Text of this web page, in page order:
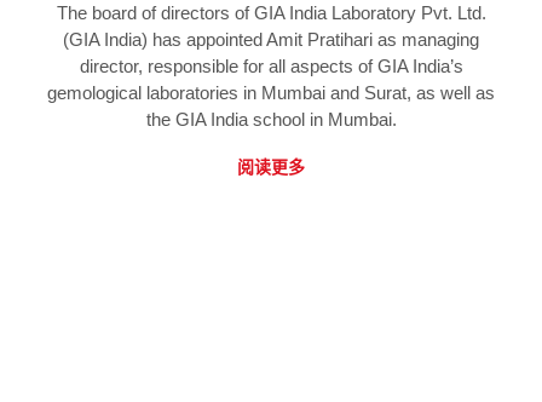
The board of directors of GIA India Laboratory Pvt. Ltd.
(GIA India) has appointed Amit Pratihari as managing
director, responsible for all aspects of GIA India’s
gemological laboratories in Mumbai and Surat, as well as
the GIA India school in Mumbai.
阅读更多